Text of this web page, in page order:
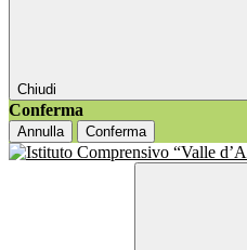
Chiudi
Conferma
Annulla Conferma